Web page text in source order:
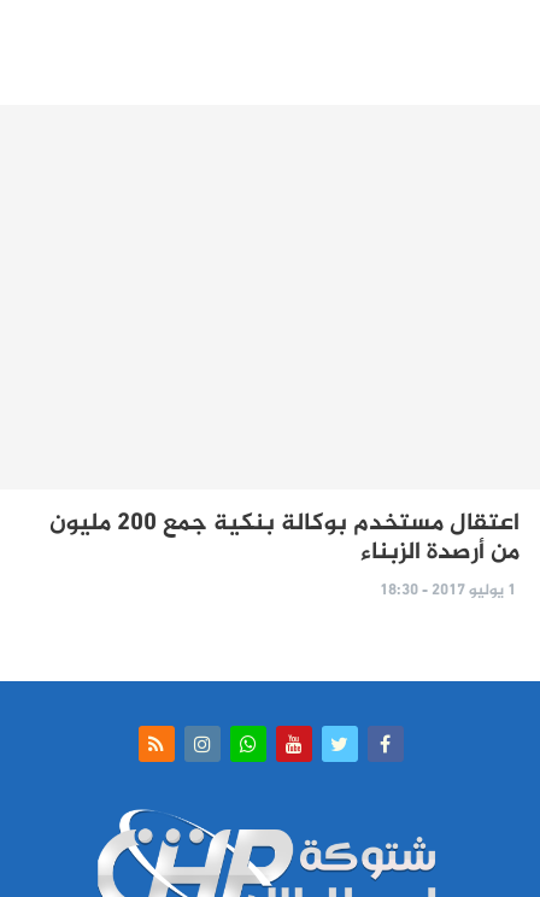
اعتقال مستخدم بوكالة بنكية جمع 200 مليون
من أرصدة الزبناء
1 يوليو 2017 - 18:30